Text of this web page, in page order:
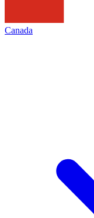
Canada